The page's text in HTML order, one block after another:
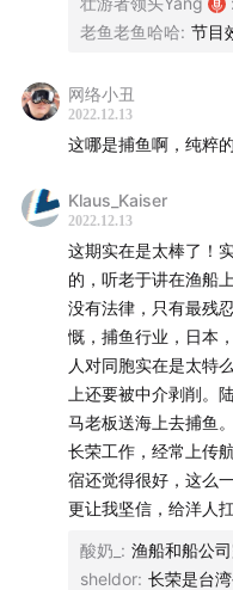
多精彩的内容。
3、加群（或商务联系
加
群与主播和听友直接
目，请您顺手转发给
知道壮游者的存在。
老鱼老鱼哈哈: 节目
网络小丑
2022.12.13
这哪是捕鱼啊，纯粹
Klaus_Kaiser
2022.12.13
这期实在是太棒了！
的，听老于讲在渔船
没有法律，只有最残
慨，捕鱼行业，日本
人对同胞实在是太特
上还要被中介剥削。
马老板送海上去捕鱼
长荣工作，经常上传
宿还觉得很好，这么
更让我坚信，给洋人
酸奶_ : 渔船和船公
sheldor: 长荣是台